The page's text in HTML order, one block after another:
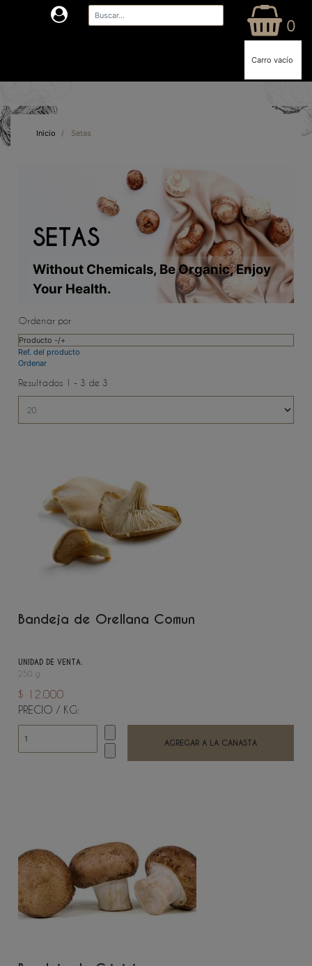
0
Carro vacío
Inicio / Setas
SETAS
Without Chemicals, Be Organic, Enjoy
Your Health.
Ordenar por
Producto -/+
Ref. del producto
Ordenar
Resultados 1 - 3 de 3
Bandeja de Orellana Comun
UNIDAD DE VENTA:
250 g
$ 12.000
PRECIO / KG: